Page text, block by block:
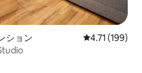
のご要望に
ルの交換を
の鍵であ
いる点の1
危機の
ション レビュー199
4.71 (199)